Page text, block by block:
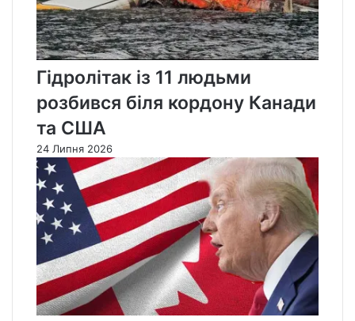
Гідролітак із 11 людьми
розбився біля кордону Канади
та США
24 Липня 2026